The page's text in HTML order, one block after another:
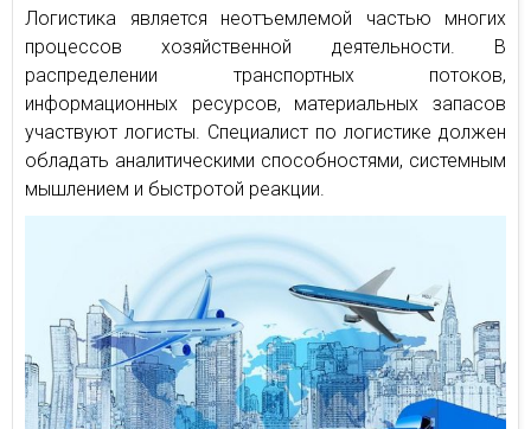
Логистика является неотъемлемой частью многих
процессов хозяйственной деятельности. В
распределении транспортных потоков,
информационных ресурсов, материальных запасов
участвуют логисты. Специалист по логистике должен
обладать аналитическими способностями, системным
мышлением и быстротой реакции.